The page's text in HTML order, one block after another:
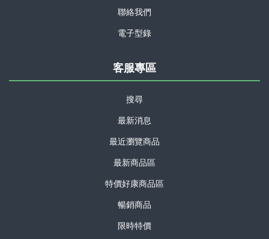
聯絡我們
電子型錄
客服專區
搜尋
最新消息
最近瀏覽商品
最新商品區
特價好康商品區
暢銷商品
限時特價